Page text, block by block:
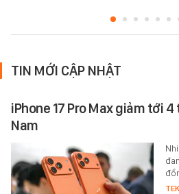
TIN MỚI CẬP NHẬT
iPhone 17 Pro Max giảm tới
Nam